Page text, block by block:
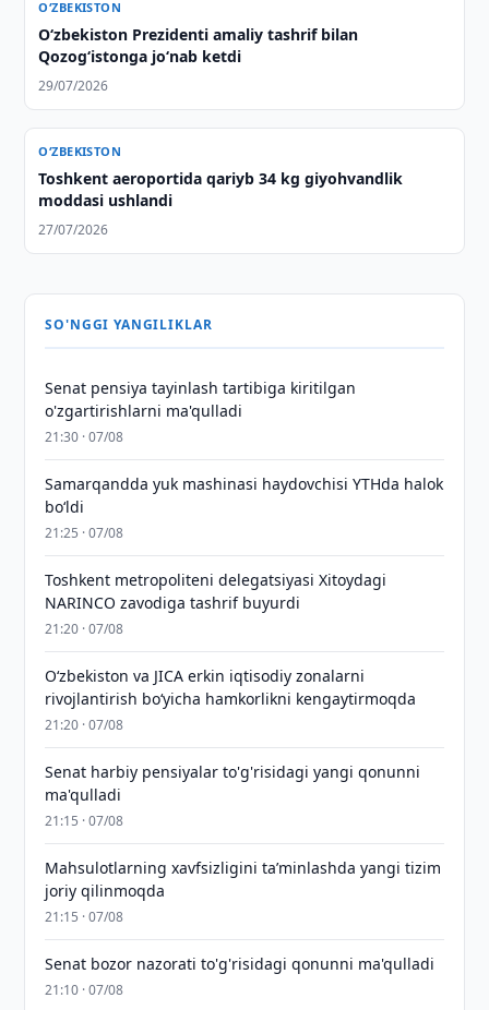
O‘ZBEKISTON
Oʻzbekiston Prezidenti amaliy tashrif bilan
Qozogʻistonga joʻnab ketdi
29/07/2026
O‘ZBEKISTON
Toshkent aeroportida qariyb 34 kg giyohvandlik
moddasi ushlandi
27/07/2026
SO'NGGI YANGILIKLAR
Senat pensiya tayinlash tartibiga kiritilgan
o'zgartirishlarni ma'qulladi
21:30 · 07/08
Samarqandda yuk mashinasi haydovchisi YTHda halok
bo‘ldi
21:25 · 07/08
Toshkent metropoliteni delegatsiyasi Xitoydagi
NARINCO zavodiga tashrif buyurdi
21:20 · 07/08
Oʻzbekiston va JICA erkin iqtisodiy zonalarni
rivojlantirish boʻyicha hamkorlikni kengaytirmoqda
21:20 · 07/08
Senat harbiy pensiyalar to'g'risidagi yangi qonunni
ma'qulladi
21:15 · 07/08
Mahsulotlarning xavfsizligini taʼminlashda yangi tizim
joriy qilinmoqda
21:15 · 07/08
Senat bozor nazorati to'g'risidagi qonunni ma'qulladi
21:10 · 07/08